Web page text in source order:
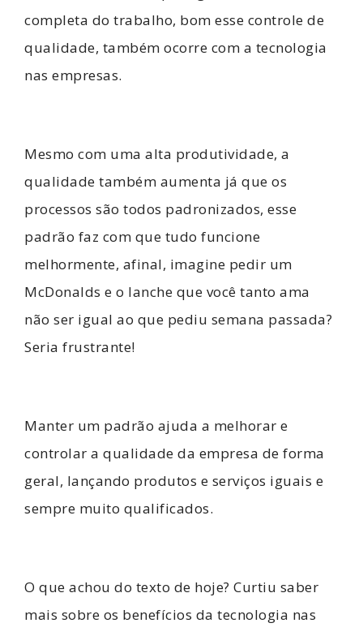
completa do trabalho, bom esse controle de
qualidade, também ocorre com a tecnologia
nas empresas.
Mesmo com uma alta produtividade, a
qualidade também aumenta já que os
processos são todos padronizados, esse
padrão faz com que tudo funcione
melhormente, afinal, imagine pedir um
McDonalds e o lanche que você tanto ama
não ser igual ao que pediu semana passada?
Seria frustrante!
Manter um padrão ajuda a melhorar e
controlar a qualidade da empresa de forma
geral, lançando produtos e serviços iguais e
sempre muito qualificados.
O que achou do texto de hoje? Curtiu saber
mais sobre os benefícios da tecnologia nas